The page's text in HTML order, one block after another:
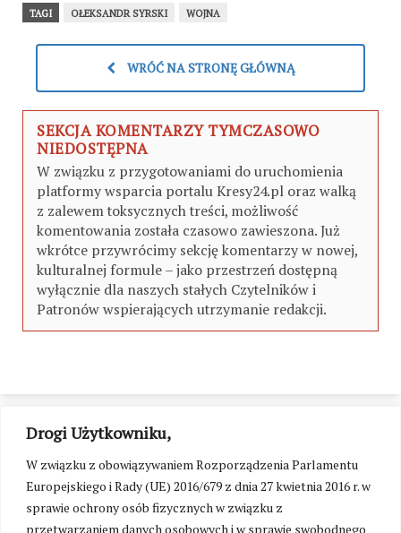
Drogi Użytkowniku,
W związku z obowiązywaniem Rozporządzenia Parlamentu
Europejskiego i Rady (UE) 2016/679 z dnia 27 kwietnia 2016 r. w
sprawie ochrony osób fizycznych w związku z
przetwarzaniem danych osobowych i w sprawie swobodnego
TAGI OŁEKSANDR SYRSKI WOJNA
WRÓĆ NA STRONĘ GŁÓWNĄ
SEKCJA KOMENTARZY TYMCZASOWO
NIEDOSTĘPNA
W związku z przygotowaniami do uruchomienia
platformy wsparcia portalu Kresy24.pl oraz walką
z zalewem toksycznych treści, możliwość
komentowania została czasowo zawieszona. Już
wkrótce przywrócimy sekcję komentarzy w nowej,
kulturalnej formule – jako przestrzeń dostępną
wyłącznie dla naszych stałych Czytelników i
Patronów wspierających utrzymanie redakcji.